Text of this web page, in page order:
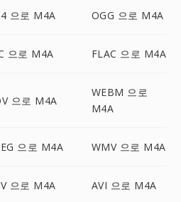
으로 M4A OGG 으로 M4A
으로 M4A FLAC 으로 M4A
으로 M4A
WEBM 으로
M4A
으로 M4A WMV 으로 M4A
으로 M4A AVI 으로 M4A